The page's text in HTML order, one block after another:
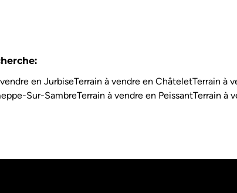
:
en JurbiseTerrain à vendre en ChâteletTerrain à
Sur-SambreTerrain à vendre en PeissantTerrain à